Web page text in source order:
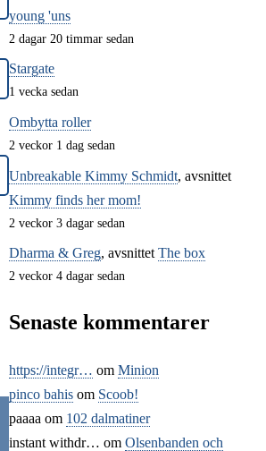
young 'uns
2 dagar 20 timmar sedan
Stargate
1 vecka sedan
Ombytta roller
2 veckor 1 dag sedan
Unbreakable Kimmy Schmidt, avsnittet
Kimmy finds her mom!
2 veckor 3 dagar sedan
Dharma & Greg, avsnittet The box
2 veckor 4 dagar sedan
Senaste kommentarer
https://integr… om Minion
pinco bahis om Scoob!
paaaa om 102 dalmatiner
instant withdr… om Olsenbanden och